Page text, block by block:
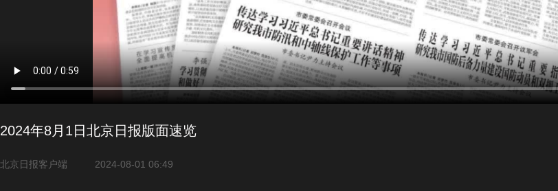
2024年8月1日北京日报版面速览
北京日报客户端 2024-08-01 06:49